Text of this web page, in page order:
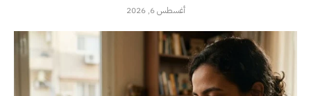
أغسطس 6, 2026